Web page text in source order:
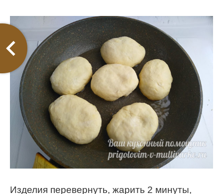
Изделия перевернуть, жарить 2 минуты,